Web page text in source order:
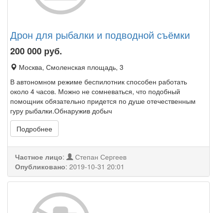
Дрон для рыбалки и подводной съёмки
200 000 руб.
Москва, Смоленская площадь, 3
В автономном режиме беспилотник способен работать
около 4 часов. Можно не сомневаться, что подобный
помощник обязательно придется по душе отечественным
гуру рыбалки.Обнаружив добыч
Подробнее
Частное лицо:
Степан Сергеев
Опубликовано: 2019-10-31 20:01